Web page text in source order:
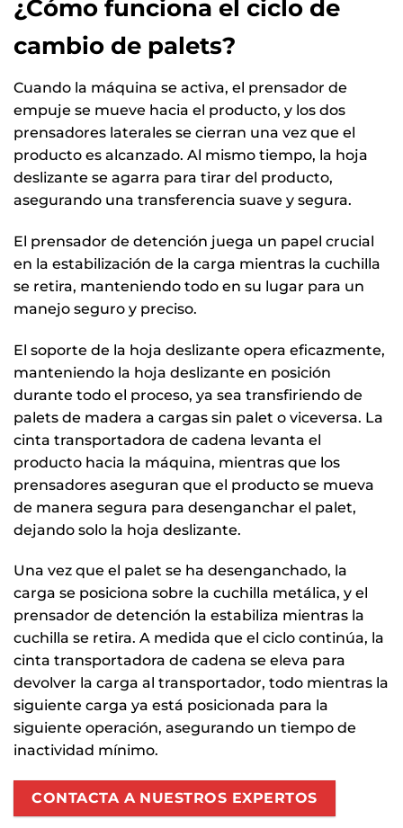
¿Cómo funciona el ciclo de
cambio de palets?
Cuando la máquina se activa, el prensador de
empuje se mueve hacia el producto, y los dos
prensadores laterales se cierran una vez que el
producto es alcanzado. Al mismo tiempo, la hoja
deslizante se agarra para tirar del producto,
asegurando una transferencia suave y segura.
El prensador de detención juega un papel crucial
en la estabilización de la carga mientras la cuchilla
se retira, manteniendo todo en su lugar para un
manejo seguro y preciso.
El soporte de la hoja deslizante opera eficazmente,
manteniendo la hoja deslizante en posición
durante todo el proceso, ya sea transfiriendo de
palets de madera a cargas sin palet o viceversa. La
cinta transportadora de cadena levanta el
producto hacia la máquina, mientras que los
prensadores aseguran que el producto se mueva
de manera segura para desenganchar el palet,
dejando solo la hoja deslizante.
Una vez que el palet se ha desenganchado, la
carga se posiciona sobre la cuchilla metálica, y el
prensador de detención la estabiliza mientras la
cuchilla se retira. A medida que el ciclo continúa, la
cinta transportadora de cadena se eleva para
devolver la carga al transportador, todo mientras la
siguiente carga ya está posicionada para la
siguiente operación, asegurando un tiempo de
inactividad mínimo.
CONTACTA A NUESTROS EXPERTOS